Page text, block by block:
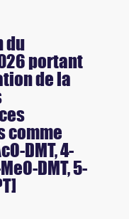
du
portant
de la
comme
DMT, 4-
DMT, 5-